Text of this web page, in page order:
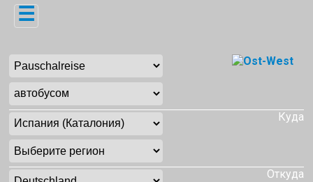
☰
Куда
Откуда